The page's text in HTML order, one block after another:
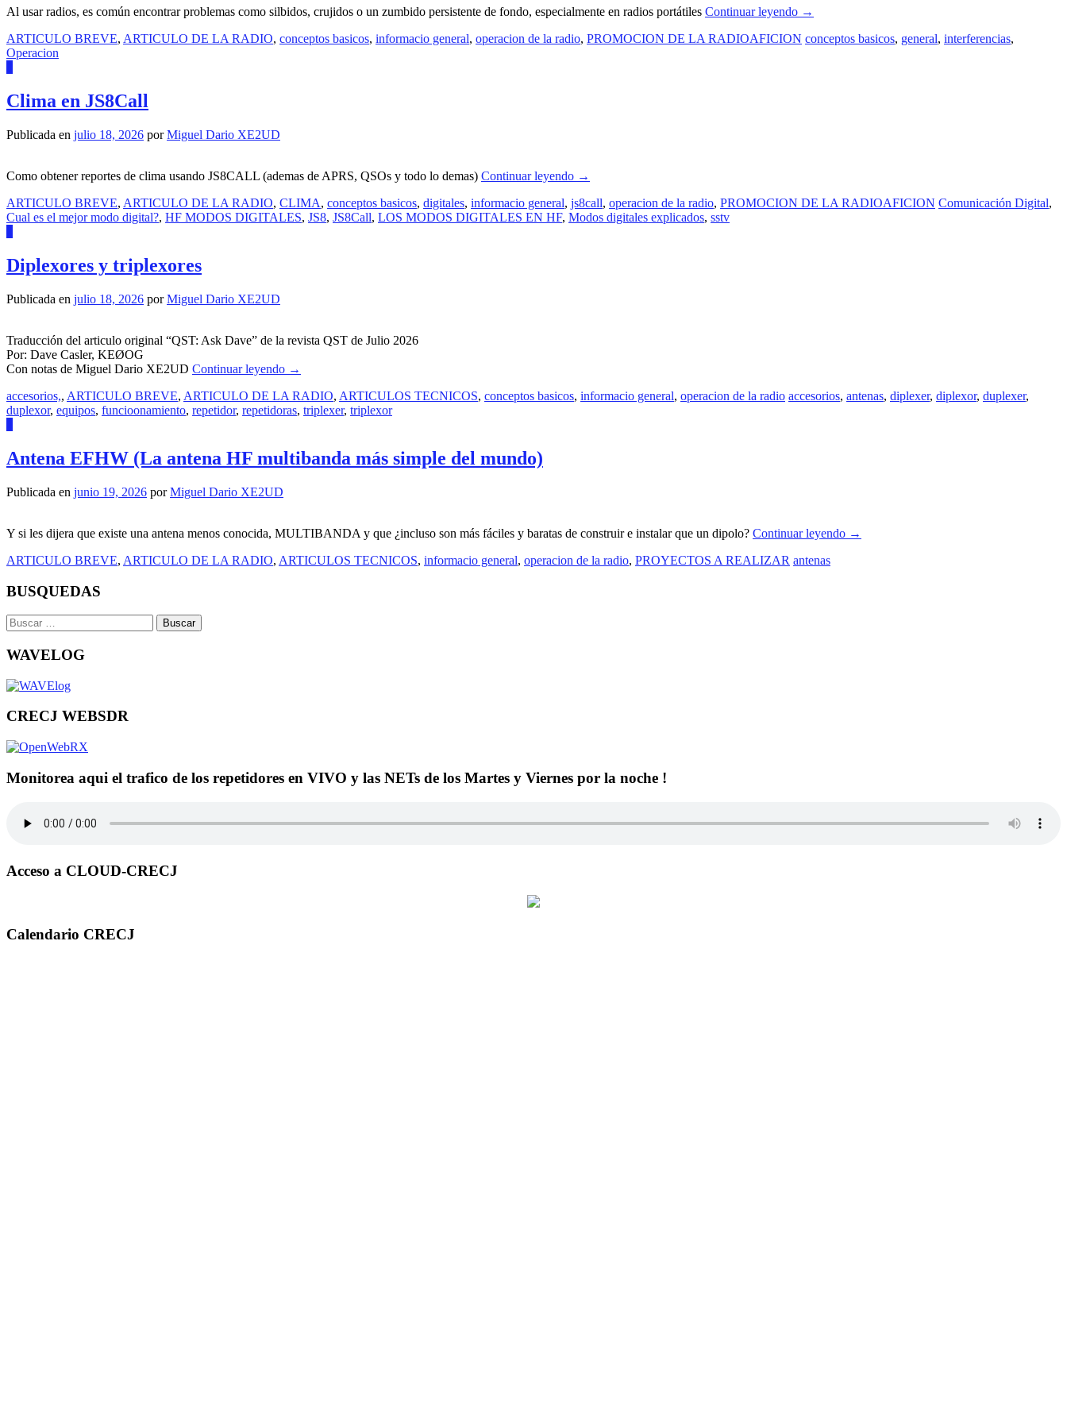
Al usar radios, es común encontrar problemas como silbidos, crujidos o un zumbido persistente de fondo, especialmente en radios portátiles Continuar leyendo →
ARTICULO BREVE, ARTICULO DE LA RADIO, conceptos basicos, informacio general, operacion de la radio, PROMOCION DE LA RADIOAFICION conceptos basicos, general, interferencias,
Operacion
Clima en JS8Call
Publicada en julio 18, 2026 porMiguel Dario XE2UD
Como obtener reportes de clima usando JS8CALL (ademas de APRS, QSOs y todo lo demas) Continuar leyendo →
ARTICULO BREVE, ARTICULO DE LA RADIO, CLIMA, conceptos basicos, digitales, informacio general, js8call, operacion de la radio, PROMOCION DE LA RADIOAFICION Comunicación Digital,
Cual es el mejor modo digital?, HF MODOS DIGITALES, JS8, JS8Call, LOS MODOS DIGITALES EN HF, Modos digitales explicados, sstv
Diplexores y triplexores
Publicada en julio 18, 2026 porMiguel Dario XE2UD
Traducción del articulo original “QST: Ask Dave” de la revista QST de Julio 2026
Por: Dave Casler, KEØOG
Con notas de Miguel Dario XE2UD Continuar leyendo →
accesorios,, ARTICULO BREVE, ARTICULO DE LA RADIO, ARTICULOS TECNICOS, conceptos basicos, informacio general, operacion de la radio accesorios, antenas, diplexer, diplexor, duplexer,
duplexor, equipos, funcioonamiento, repetidor, repetidoras, triplexer, triplexor
Antena EFHW (La antena HF multibanda más simple del mundo)
Publicada en junio 19, 2026 porMiguel Dario XE2UD
Y si les dijera que existe una antena menos conocida, MULTIBANDA y que ¿incluso son más fáciles y baratas de construir e instalar que un dipolo? Continuar leyendo →
ARTICULO BREVE, ARTICULO DE LA RADIO, ARTICULOS TECNICOS, informacio general, operacion de la radio, PROYECTOS A REALIZAR antenas
BUSQUEDAS
Buscar:
WAVELOG
CRECJ WEBSDR
Monitorea aqui el trafico de los repetidores en VIVO y las NETs de los Martes y Viernes por la noche !
Acceso a CLOUD-CRECJ
Calendario CRECJ